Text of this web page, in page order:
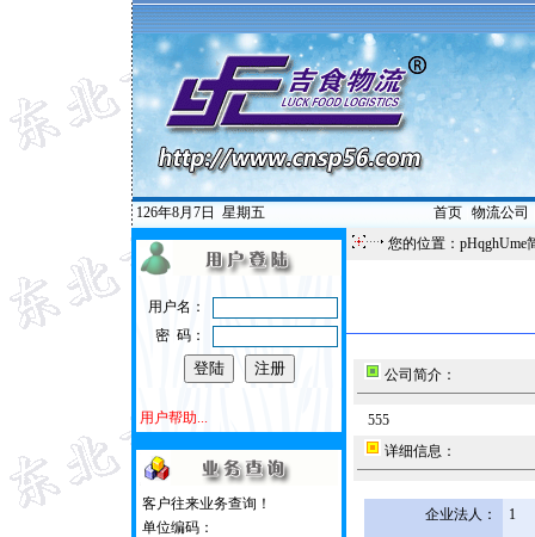
126年8月7日 星期五 首页| 物流公司
用户名：
密 码：
用户帮助...
客户往来业务查询！
单位编码：
您的位置：pHqghUme
公司简介：
555
详细信息：
企业法人：
1